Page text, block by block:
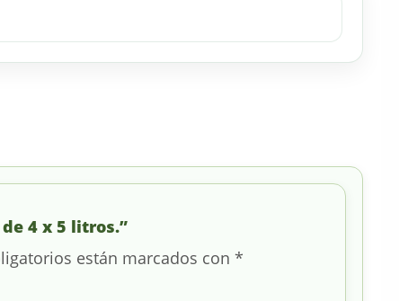
4 x 5 litros.”
están marcados con *